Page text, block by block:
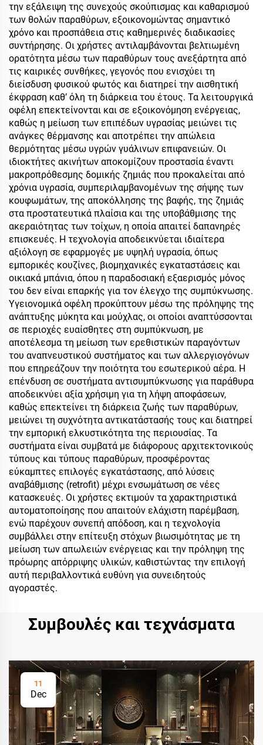
την εξάλειψη της συνεχούς σκούπισμας και καθαρισμού
των θολών παραθύρων, εξοικονομώντας σημαντικό
χρόνο και προσπάθεια στις καθημερινές διαδικασίες
συντήρησης. Οι χρήστες αντιλαμβάνονται βελτιωμένη
ορατότητα μέσω των παραθύρων τους ανεξάρτητα από
τις καιρικές συνθήκες, γεγονός που ενισχύει τη
διείσδυση φυσικού φωτός και διατηρεί την αισθητική
έκφραση καθ’ όλη τη διάρκεια του έτους. Τα λειτουργικά
οφέλη επεκτείνονται και σε εξοικονόμηση ενέργειας,
καθώς η μείωση των επιπέδων υγρασίας μειώνει τις
ανάγκες θέρμανσης και αποτρέπει την απώλεια
θερμότητας μέσω υγρών γυάλινων επιφανειών. Οι
ιδιοκτήτες ακινήτων αποκομίζουν προστασία έναντι
μακροπρόθεσμης δομικής ζημιάς που προκαλείται από
χρόνια υγρασία, συμπεριλαμβανομένων της σήψης των
κουφωμάτων, της αποκόλλησης της βαφής, της ζημιάς
στα προστατευτικά πλαίσια και της υποβάθμισης της
ακεραιότητας των τοίχων, η οποία απαιτεί δαπανηρές
επισκευές. Η τεχνολογία αποδεικνύεται ιδιαίτερα
αξιόλογη σε εφαρμογές με υψηλή υγρασία, όπως
εμπορικές κουζίνες, βιομηχανικές εγκαταστάσεις και
οικιακά μπάνια, όπου η παραδοσιακή εξαερισμός μόνος
του δεν είναι επαρκής για τον έλεγχο της συμπύκνωσης.
Υγειονομικά οφέλη προκύπτουν μέσω της πρόληψης της
ανάπτυξης μύκητα και μούχλας, οι οποίοι αναπτύσσονται
σε περιοχές ευαίσθητες στη συμπύκνωση, με
αποτέλεσμα τη μείωση των ερεθιστικών παραγόντων
του αναπνευστικού συστήματος και των αλλεργιογόνων
που επηρεάζουν την ποιότητα του εσωτερικού αέρα. Η
επένδυση σε συστήματα αντισυμπύκνωσης για παράθυρα
αποδεικνύει αξία χρήσιμη για τη λήψη αποφάσεων,
καθώς επεκτείνει τη διάρκεια ζωής των παραθύρων,
μειώνει τη συχνότητα αντικατάστασής τους και διατηρεί
την εμπορική ελκυστικότητα της περιουσίας. Τα
συστήματα είναι συμβατά με διάφορους αρχιτεκτονικούς
τύπους και τύπους παραθύρων, προσφέροντας
εύκαμπτες επιλογές εγκατάστασης, από λύσεις
αναβάθμισης (retrofit) μέχρι ενσωμάτωση σε νέες
κατασκευές. Οι χρήστες εκτιμούν τα χαρακτηριστικά
αυτοματοποίησης που απαιτούν ελάχιστη παρέμβαση,
ενώ παρέχουν συνεπή απόδοση, και η τεχνολογία
συμβάλλει στην επίτευξη στόχων βιωσιμότητας με τη
μείωση των απωλειών ενέργειας και την πρόληψη της
πρόωρης απόρριψης υλικών, καθιστώντας την επιλογή
αυτή περιβαλλοντικά ευθύνη για συνειδητούς
αγοραστές.
Συμβουλές και τεχνάσματα
11
Dec